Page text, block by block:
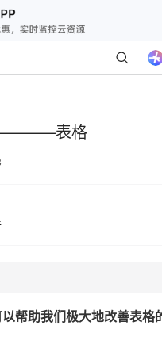
————表格
帮助我们极大地改善表格